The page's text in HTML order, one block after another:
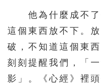
他為什麼成不了
這個東西放不下。
破，不知道這個東
刻刻提醒我們，「
影」。《心經》裡